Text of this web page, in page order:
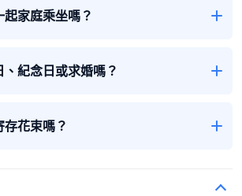
家庭乘坐嗎？
紀念日或求婚嗎？
花束嗎？